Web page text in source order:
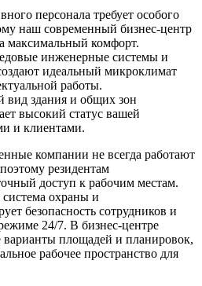
персонала требует особого
наш современный бизнес-центр
максимальный комфорт.
инженерные системы и
идеальный микроклимат
работы.
вид здания и общих зон
высокий статус вашей
и клиентами.
компании не всегда работают
резидентам
доступ к рабочим местам.
охраны и
безопасность сотрудников и
24/7. В бизнес-центре
площадей и планировок,
рабочее пространство для